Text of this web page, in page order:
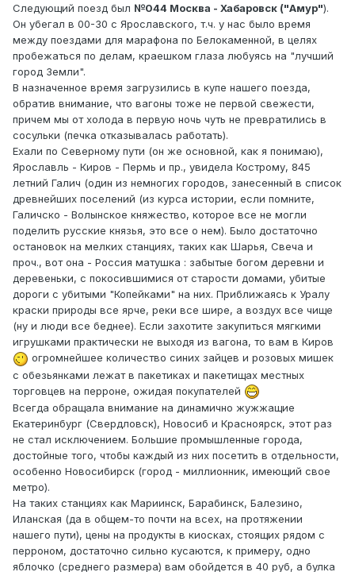
Следующий поезд был №044 Москва - Хабаровск ("Амур").
Он убегал в 00-30 с Ярославского, т.ч. у нас было время
между поездами для марафона по Белокаменной, в целях
пробежаться по делам, краешком глаза любуясь на "лучший
город Земли".
В назначенное время загрузились в купе нашего поезда,
обратив внимание, что вагоны тоже не первой свежести,
причем мы от холода в первую ночь чуть не превратились в
сосульки (печка отказывалась работать).
Ехали по Северному пути (он же основной, как я понимаю),
Ярославль - Киров - Пермь и пр., увидела Кострому, 845
летний Галич (один из немногих городов, занесенный в список
древнейших поселений (из курса истории, если помните,
Галичско - Волынское княжество, которое все не могли
поделить русские князья, это все о нем). Было достаточно
остановок на мелких станциях, таких как Шарья, Свеча и
проч., вот она - Россия матушка : забытые богом деревни и
деревеньки, с покосившимися от старости домами, убитые
дороги с убитыми "Копейками" на них. Приближаясь к Уралу
краски природы все ярче, реки все шире, а воздух все чище
(ну и люди все беднее). Если захотите закупиться мягкими
игрушками практически не выходя из вагона, то вам в Киров
огромнейшее количество синих зайцев и розовых мишек
с обезьянками лежат в пакетиках и пакетищах местных
торговцев на перроне, ожидая покупателей
Всегда обращала внимание на динамично жужжащие
Екатеринбург (Свердловск), Новосиб и Красноярск, этот раз
не стал исключением. Большие промышленные города,
достойные того, чтобы каждый из них посетить в отдельности,
особенно Новосибирск (город - миллионник, имеющий свое
метро).
На таких станциях как Мариинск, Барабинск, Балезино,
Иланская (да в общем-то почти на всех, на протяжении
нашего пути), цены на продукты в киосках, стоящих рядом с
перроном, достаточно сильно кусаются, к примеру, одно
яблочко (среднего размера) вам обойдется в 40 руб, а булка